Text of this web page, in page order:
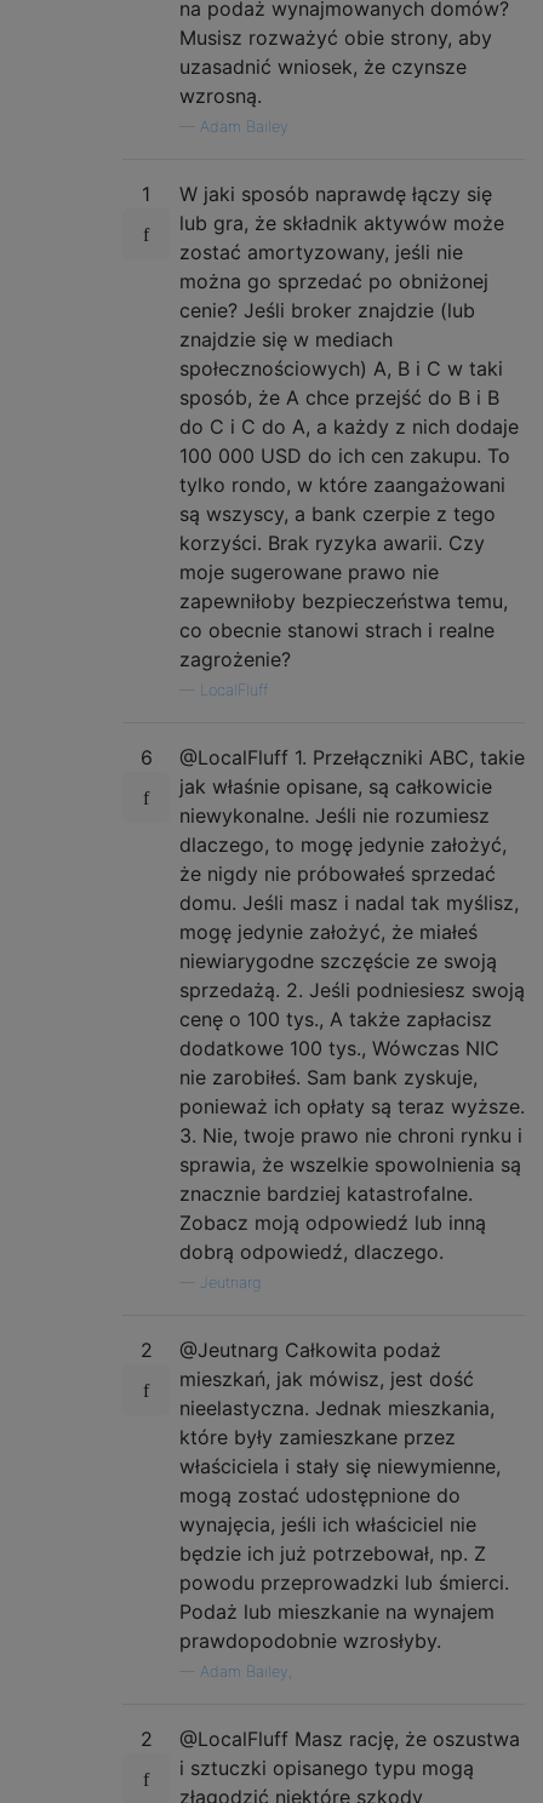
na podaż wynajmowanych domów?
Musisz rozważyć obie strony, aby
uzasadnić wniosek, że czynsze
wzrosną.
Adam Bailey
1
W jaki sposób naprawdę łączy się
lub gra, że ​​składnik aktywów może
zostać amortyzowany, jeśli nie
można go sprzedać po obniżonej
cenie? Jeśli broker znajdzie (lub
znajdzie się w mediach
społecznościowych) A, B i C w taki
sposób, że A chce przejść do B i B
do C i C do A, a każdy z nich dodaje
100 000 USD do ich cen zakupu. To
tylko rondo, w które zaangażowani
są wszyscy, a bank czerpie z tego
korzyści. Brak ryzyka awarii. Czy
moje sugerowane prawo nie
zapewniłoby bezpieczeństwa temu,
co obecnie stanowi strach i realne
zagrożenie?
LocalFluff
6
@LocalFluff 1. Przełączniki ABC, takie
jak właśnie opisane, są całkowicie
niewykonalne. Jeśli nie rozumiesz
dlaczego, to mogę jedynie założyć,
że nigdy nie próbowałeś sprzedać
domu. Jeśli masz i nadal tak myślisz,
mogę jedynie założyć, że miałeś
niewiarygodne szczęście ze swoją
sprzedażą. 2. Jeśli podniesiesz swoją
cenę o 100 tys., A także zapłacisz
dodatkowe 100 tys., Wówczas NIC
nie zarobiłeś. Sam bank zyskuje,
ponieważ ich opłaty są teraz wyższe.
3. Nie, twoje prawo nie chroni rynku i
sprawia, że ​​wszelkie spowolnienia są
znacznie bardziej katastrofalne.
Zobacz moją odpowiedź lub inną
dobrą odpowiedź, dlaczego.
Jeutnarg
2
@Jeutnarg Całkowita podaż
mieszkań, jak mówisz, jest dość
nieelastyczna. Jednak mieszkania,
które były zamieszkane przez
właściciela i stały się niewymienne,
mogą zostać udostępnione do
wynajęcia, jeśli ich właściciel nie
będzie ich już potrzebował, np. Z
powodu przeprowadzki lub śmierci.
Podaż lub mieszkanie na wynajem
prawdopodobnie wzrosłyby.
Adam Bailey,
2
@LocalFluff Masz rację, że oszustwa
i sztuczki opisanego typu mogą
złagodzić niektóre szkody